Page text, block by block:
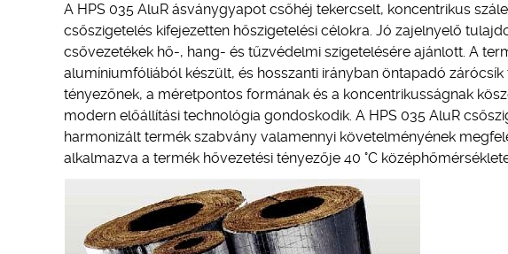
A HPS 035 AluR ásványgyapot csőhéj tekercselt, koncentrikus
csőszigetelés kifejezetten hőszigetelési célokra. Jó zajelnyelő
csővezetékek hő-, hang- és tűzvédelmi szigetelésére ajánlott. A
alumíniumfóliából készült, és hosszanti irányban öntapadó
tényezőnek, a méretpontos formának és a koncentrikusságnak
modern előállítási technológia gondoskodik. A HPS 035 AluR
harmonizált termék szabvány valamennyi követelményének
alkalmazva a termék hővezetési tényezője 40 °C